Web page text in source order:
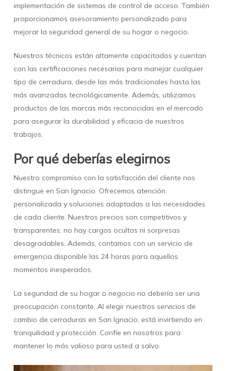
implementación de sistemas de control de acceso. También
proporcionamos asesoramiento personalizado para
mejorar la seguridad general de su hogar o negocio.
Nuestros técnicos están altamente capacitados y cuentan
con las certificaciones necesarias para manejar cualquier
tipo de cerradura, desde las más tradicionales hasta las
más avanzadas tecnológicamente. Además, utilizamos
productos de las marcas más reconocidas en el mercado
para asegurar la durabilidad y eficacia de nuestros
trabajos.
Por qué deberías elegirnos
Nuestro compromiso con la satisfacción del cliente nos
distingue en San Ignacio. Ofrecemos atención
personalizada y soluciones adaptadas a las necesidades
de cada cliente. Nuestros precios son competitivos y
transparentes; no hay cargos ocultos ni sorpresas
desagradables. Además, contamos con un servicio de
emergencia disponible las 24 horas para aquellos
momentos inesperados.
La seguridad de su hogar o negocio no debería ser una
preocupación constante. Al elegir nuestros servicios de
cambio de cerraduras en San Ignacio, está invirtiendo en
tranquilidad y protección. Confíe en nosotros para
mantener lo más valioso para usted a salvo.